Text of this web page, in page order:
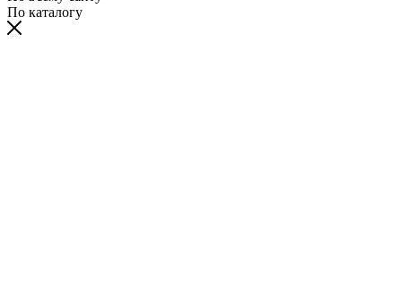
По каталогу